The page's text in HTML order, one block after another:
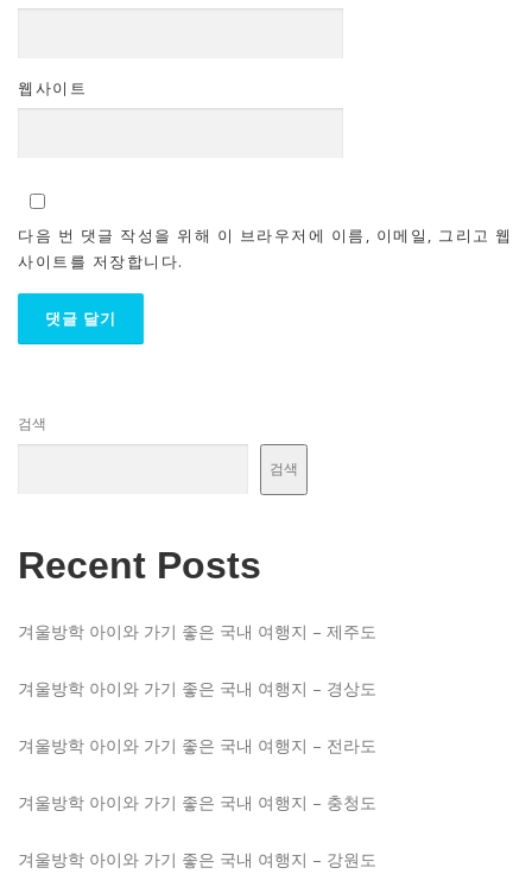
웹사이트
다음 번 댓글 작성을 위해 이 브라우저에 이름, 이메일, 그리고 웹
사이트를 저장합니다.
검색
검색
Recent Posts
겨울방학 아이와 가기 좋은 국내 여행지 – 제주도
겨울방학 아이와 가기 좋은 국내 여행지 – 경상도
겨울방학 아이와 가기 좋은 국내 여행지 – 전라도
겨울방학 아이와 가기 좋은 국내 여행지 – 충청도
겨울방학 아이와 가기 좋은 국내 여행지 – 강원도